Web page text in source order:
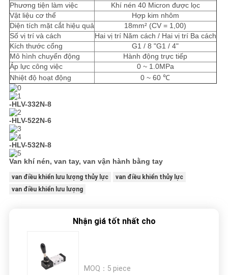
Phương tiện làm việc
Khí nén 40 Micron được lọc
Vật liệu cơ thể
Hợp kim nhôm
Diện tích mặt cắt hiệu quả
18mm² (CV = 1,00)
Số vị trí và cách
Hai vị trí Năm cách / Hai vị trí Ba cách
Kích thước cổng
G1 / 8 "G1 / 4"
Mô hình chuyển động
Hành động trực tiếp
Áp lực công việc
0 ~ 1.0MPa
Nhiệt độ hoạt động
0 ~ 60 ℃
-HLV-332N-8
-HLV-522N-6
-HLV-532N-8
Van khí nén, van tay, van vận hành bằng tay
van điều khiển lưu lượng thủy lực
van điều khiển thủy lực
van điều khiển lưu lượng
Nhận giá tốt nhất cho
MOQ： 5 piece